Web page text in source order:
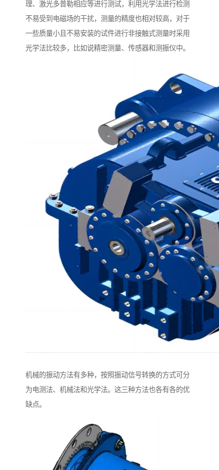
理、激光多普勒相应等进行测试，利用光学法进行检测
不易受到电磁场的干扰，测量的精度也相对较高，对于
一些质量小且不易安装的试件进行非接触式测量时采用
光学法比较多，比如说精密测量、传感器和测振仪中。
机械的振动方法有多种，按照振动信号转换的方式可分
为电测法、机械法和光学法。这三种方法也各有各的优
缺点。